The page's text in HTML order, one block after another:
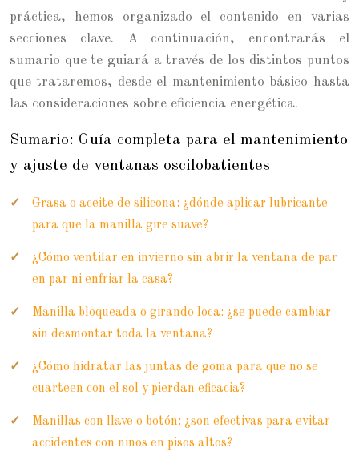
práctica, hemos organizado el contenido en varias
secciones clave. A continuación, encontrarás el
sumario que te guiará a través de los distintos puntos
que trataremos, desde el mantenimiento básico hasta
las consideraciones sobre eficiencia energética.
Sumario: Guía completa para el mantenimiento
y ajuste de ventanas oscilobatientes
Grasa o aceite de silicona: ¿dónde aplicar lubricante
para que la manilla gire suave?
¿Cómo ventilar en invierno sin abrir la ventana de par
en par ni enfriar la casa?
Manilla bloqueada o girando loca: ¿se puede cambiar
sin desmontar toda la ventana?
¿Cómo hidratar las juntas de goma para que no se
cuarteen con el sol y pierdan eficacia?
Manillas con llave o botón: ¿son efectivas para evitar
accidentes con niños en pisos altos?